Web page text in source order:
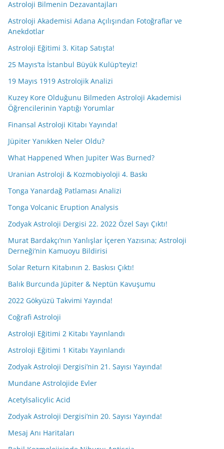
Astroloji Bilmenin Dezavantajları
Astroloji Akademisi Adana Açılışından Fotoğraflar ve
Anekdotlar
Astroloji Eğitimi 3. Kitap Satışta!
25 Mayıs’ta İstanbul Büyük Kulüp’teyiz!
19 Mayıs 1919 Astrolojik Analizi
Kuzey Kore Olduğunu Bilmeden Astroloji Akademisi
Öğrencilerinin Yaptığı Yorumlar
Finansal Astroloji Kitabı Yayında!
Jüpiter Yanıkken Neler Oldu?
What Happened When Jupiter Was Burned?
Uranian Astroloji & Kozmobiyoloji 4. Baskı
Tonga Yanardağ Patlaması Analizi
Tonga Volcanic Eruption Analysis
Zodyak Astroloji Dergisi 22. 2022 Özel Sayı Çıktı!
Murat Bardakçı’nın Yanlışlar İçeren Yazısına; Astroloji
Derneği’nin Kamuoyu Bildirisi
Solar Return Kitabının 2. Baskısı Çıktı!
Balık Burcunda Jüpiter & Neptün Kavuşumu
2022 Gökyüzü Takvimi Yayında!
Coğrafi Astroloji
Astroloji Eğitimi 2 Kitabı Yayınlandı
Astroloji Eğitimi 1 Kitabı Yayınlandı
Zodyak Astroloji Dergisi’nin 21. Sayısı Yayında!
Mundane Astrolojide Evler
Acetylsalicylic Acid
Zodyak Astroloji Dergisi’nin 20. Sayısı Yayında!
Mesaj Anı Haritaları